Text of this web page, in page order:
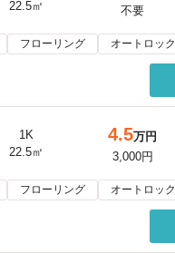
22.5㎡
不要
フローリング オートロック
1K
22.5㎡
4.5万円
3,000円
フローリング オートロック